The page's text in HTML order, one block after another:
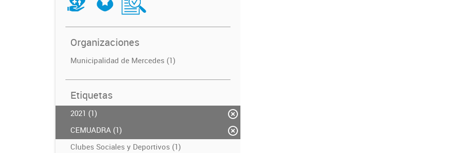
Organizaciones
Municipalidad de Mercedes (1)
Etiquetas
2021 (1)
CEMUADRA (1)
Clubes Sociales y Deportivos (1)